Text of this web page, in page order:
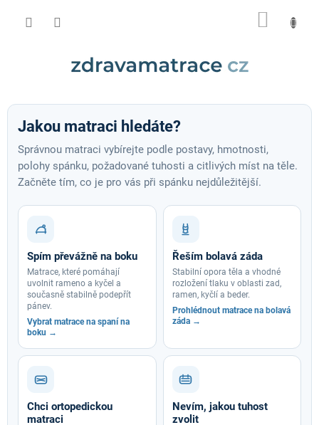
Matrace
Jakou matraci hledáte?
Správnou matraci vybírejte podle postavy, hmotnosti,
polohy spánku, požadované tuhosti a citlivých míst na těle.
Začněte tím, co je pro vás při spánku nejdůležitější.
Spím převážně na boku
Matrace, které pomáhají
uvolnit rameno a kyčel a
současně stabilně podepřít
pánev.
Vybrat matrace na spaní na
boku →
Řeším bolavá záda
Stabilní opora těla a vhodné
rozložení tlaku v oblasti zad,
ramen, kyčlí a beder.
Prohlédnout matrace na bolavá
záda →
Chci ortopedickou
matraci
Nevím, jakou tuhost
zvolit